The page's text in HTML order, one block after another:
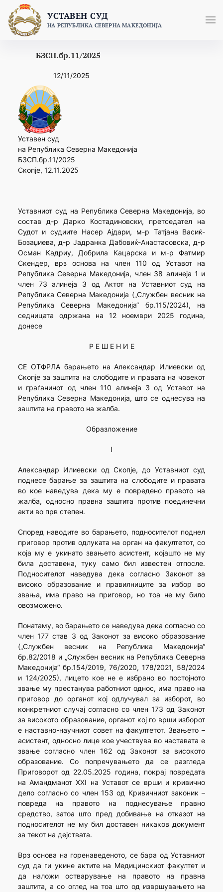
content
УСТАВЕН СУД
НА РЕПУБЛИКА СЕВЕРНА МАКЕДОНИЈА
БЗСП.бр.11/2025
12/11/2025
Уставен суд
на Република Северна Македонија
БЗСП.бр.11/2025
Скопје, 12.11.2025
Уставниот суд на Република Северна Македонија, во
состав д-р Дарко Костадиновски, претседател на
Судот и судиите Насер Ајдари, м-р Татјана Васиќ-
Бозаџиева, д-р Јадранка Дабовиќ-Анастасовска, д-р
Осман Кадриу, Добрила Кацарска и м-р Фатмир
Скендер, врз основа на член 110 од Уставот на
Република Северна Македонија, член 38 алинеја 1 и
член 73 алинеја 3 од Актот на Уставниот суд на
Република Северна Македонија („Службен весник на
Република Северна Македонија“ бр.115/2024), на
седницата одржана на 12 ноември 2025 година,
донесе
Р Е Ш Е Н И Е
СЕ ОТФРЛА барањето на Александар Илиевски од
Скопје за заштита на слободите и правата на човекот
и граѓанинот од член 110 алинеја 3 од Уставот на
Република Северна Македонија, што се однесува на
заштита на правото на жалба.
Образложение
I
Александар Илиевски од Скопје, до Уставниот суд
поднесе барање за заштита на слободите и правата
во кое наведува дека му е повредено правото на
жалба, односно правна заштита против поединечни
акти во прв степен.
Според наводите во барањето, подносителот поднел
приговор против одлуката на орган на факултетoт, со
која му е укинато звањето асистент, којашто не му
била доставена, туку само бил известен отпосле.
Подносителот наведува дека согласно Законот за
високо образование и правилниците за избор во
звања, има право на приговор, но тоа не му било
овозможено.
Понатаму, во барањето се наведува дека согласно со
член 177 став 3 од Законот за високо образование
(„Службен весник на Република Македонија“
бр.82/2018 и „Службен весник на Република Северна
Македонија“ бр.154/2019, 76/2020, 178/2021, 58/2024
и 124/2025), лицето кое не e избрано во постојното
звање му престанува работниот однос, има право на
приговор до органот кој одлучувал за изборот, во
конкретниот случај согласно со член 173 од Законот
за високото образование, органот кој го врши изборот
е наставно-научниот совет на факултетот. Звањето –
асистент, односно лице кое учествува во наставата е
звање согласно член 162 од Законот за високото
образование. Со попречувањето да се разгледа
Приговорот од 22.05.2025 година, покрај повредата
на Амандманот XXI на Уставот се врши и кривично
дело согласно со член 153 од Кривичниот законик –
повреда на правото на поднесување правно
средство, затоа што пред добивање на отказот на
подносителот не му бил доставен никаков документ
за текот на дејствата.
Врз основа на горенаведеното, се бара од Уставниот
суд да ги укине актите на Медицинскиот факултет и
да наложи остварување на правото на правна
заштита, a со оглед на тоа што од извршувањето на